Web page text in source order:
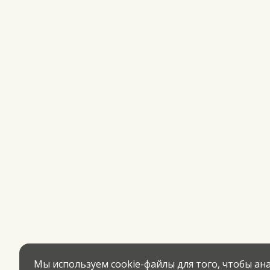
Мы используем cookie-файлы для того, чтобы